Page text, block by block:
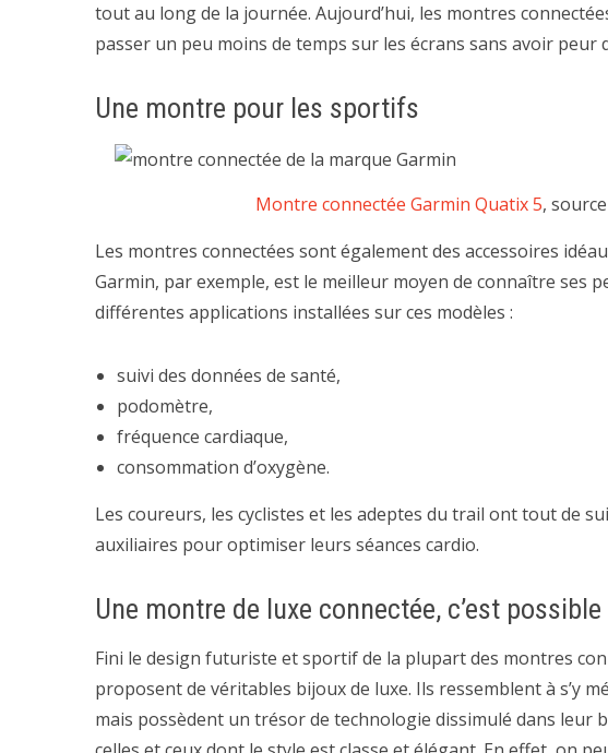
tout au long de la journée. Aujourd’hui, les montres
passer un peu moins de temps sur les écrans sans avoir
Une montre pour les sportifs
Montre connectée Garmin Quatix 5,
Les montres connectées sont également des accessoires
Garmin, par exemple, est le meilleur moyen de connaître ses
différentes applications installées sur ces modèles :
suivi des données de santé,
podomètre,
fréquence cardiaque,
consommation d’oxygène.
Les coureurs, les cyclistes et les adeptes du trail ont tout de
auxiliaires pour optimiser leurs séances cardio.
Une montre de luxe connectée, c’est possible
Fini le design futuriste et sportif de la plupart des montres
proposent de véritables bijoux de luxe. Ils ressemblent à s’y
mais possèdent un trésor de technologie dissimulé dans leur